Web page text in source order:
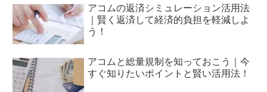
アコムの返済シミュレーション活用法
｜賢く返済して経済的負担を軽減しよ
う！
アコムと総量規制を知っておこう｜今
すぐ知りたいポイントと賢い活用法！